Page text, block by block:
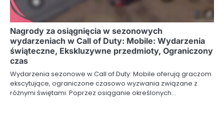
Nagrody za osiągnięcia w sezonowych
wydarzeniach w Call of Duty: Mobile: Wydarzenia
świąteczne, Ekskluzywne przedmioty, Ograniczony
czas
Wydarzenia sezonowe w Call of Duty: Mobile oferują graczom
ekscytujące, ograniczone czasowo wyzwania związane z
różnymi świętami. Poprzez osiąganie określonych…